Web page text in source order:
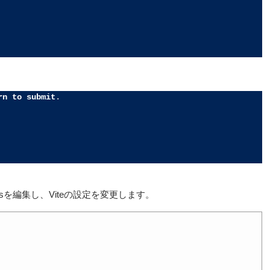
to submit .
編集し、Viteの設定を変更します。